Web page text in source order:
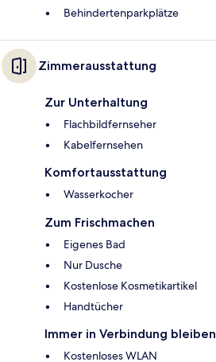
Behindertenparkplätze
Zimmerausstattung
Zur Unterhaltung
Flachbildfernseher
Kabelfernsehen
Komfortausstattung
Wasserkocher
Zum Frischmachen
Eigenes Bad
Nur Dusche
Kostenlose Kosmetikartikel
Handtücher
Immer in Verbindung bleiben
Kostenloses WLAN